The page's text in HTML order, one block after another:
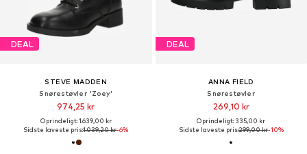
DEAL
STEVE MADDEN
Snørestøvler 'Zoey'
974,25 kr
Oprindeligt: 1.639,00 kr
Sidste laveste pris:1.039,20 kr-6%
DEAL
ANNA FIELD
Snørestøvler
269,10 kr
Oprindeligt: 335,00 kr
Sidste laveste pris:299,00 kr-10%